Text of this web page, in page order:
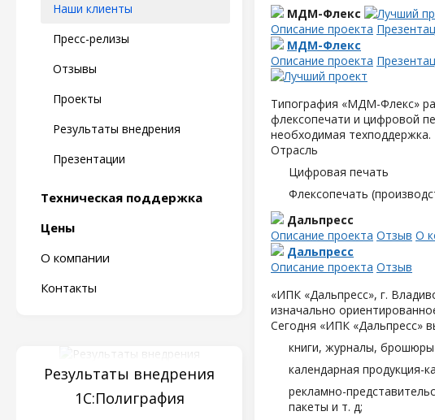
Наши клиенты
Пресс-релизы
Отзывы
Проекты
Результаты внедрения
Презентации
Техническая поддержка
Цены
О компании
Контакты
Результаты внедрения
1С:Полиграфия
МДМ-Флекс
Описание проекта
МДМ-Флекс
Описание проекта
Типография «МДМ-Флекс»
флексопечати и цифровой
необходимая техподдержка.
Отрасль
Цифровая печать
Флексопечать
Дальпресс
Описание проекта Отзыв О
Дальпресс
Описание проекта Отзыв
«ИПК «Дальпресс», г.
изначально
Сегодня «ИПК «Дальпресс»
книги, журналы,
календарная продукция-
рекламно-
пакеты и т. д;